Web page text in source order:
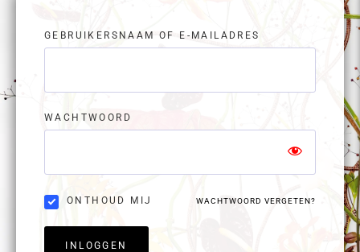
GEBRUIKERSNAAM OF E-MAILADRES
WACHTWOORD
ONTHOUD MIJ WACHTWOORD VERGETEN?
INLOGGEN